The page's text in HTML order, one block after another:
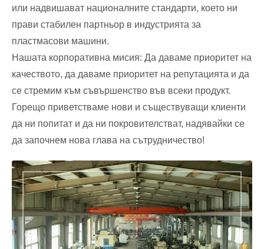
или надвишават националните стандарти, което ни
прави стабилен партньор в индустрията за
пластмасови машини.
Нашата корпоративна мисия: Да даваме приоритет на
качеството, да даваме приоритет на репутацията и да
се стремим към съвършенство във всеки продукт.
Горещо приветстваме нови и съществуващи клиенти
да ни попитат и да ни покровителстват, надявайки се
да започнем нова глава на сътрудничество!